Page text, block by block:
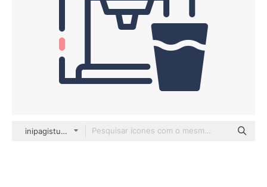
inipagistudio Mixed